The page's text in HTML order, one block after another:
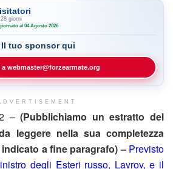
giorni
al 04 Agosto 2026
Il tuo sponsor qui
a webmaster@forzearmate.org
–(Pubblichiamo un estratto del
leggere nella sua completezza
a fine paragrafo) – Previsto
degli Esteri russo, Lavrov, e il